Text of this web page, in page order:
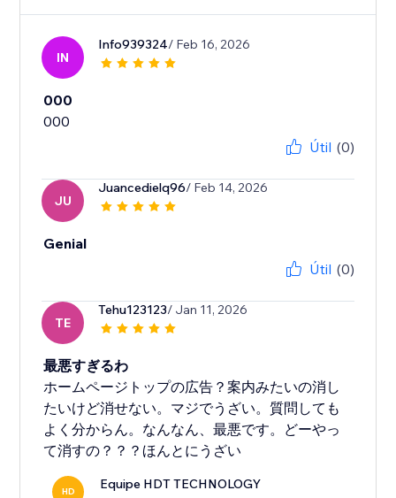
IN
Info939324/ Feb 16, 2026
000
Útil (0)
JU
Juancedielq96/ Feb 14, 2026
Genial
Útil (0)
TE
Tehu123123/ Jan 11, 2026
最悪すぎるわ
ホームページトップの広告？案内みたいの消し
たいけど消せない。マジでうざい。質問しても
よく分からん。なんなん、最悪です。どーやっ
て消すの？？？ほんとにうざい
HD Equipe HDT TECHNOLOGY